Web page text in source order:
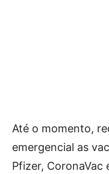
Até o momento,
emergencial as
Pfizer, CoronaVac